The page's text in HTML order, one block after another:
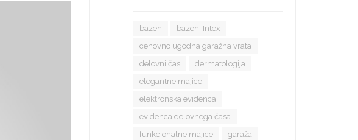
bazen
bazeni Intex
cenovno ugodna garažna vrata
delovni čas
dermatologija
elegantne majice
elektronska evidenca
evidenca delovnega časa
funkcionalne majice
garaža